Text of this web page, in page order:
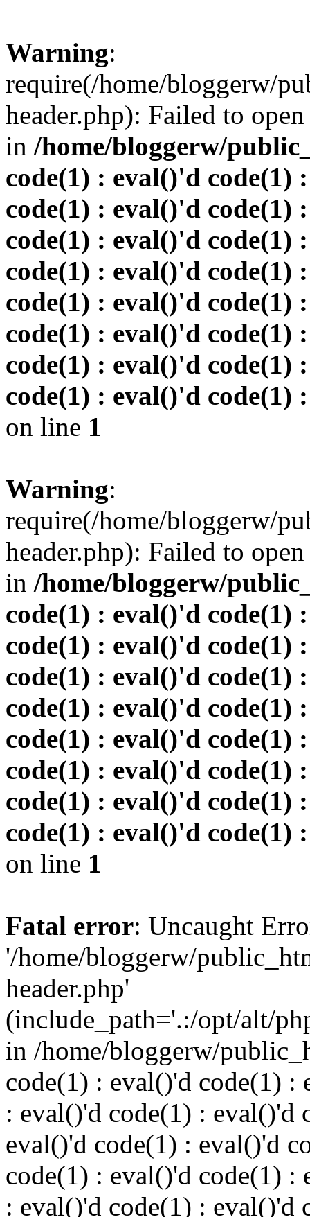
Warning:
require(/home/bloggerw/
header.php): Failed to
in /home/bloggerw/
code(1) : eval()'d code(1)
code(1) : eval()'d code(1)
code(1) : eval()'d code(1)
code(1) : eval()'d code(1)
code(1) : eval()'d code(1)
code(1) : eval()'d code(1)
code(1) : eval()'d code(1)
code(1) : eval()'d code(1)
on line 1
Warning:
require(/home/bloggerw/
header.php): Failed to
in /home/bloggerw/
code(1) : eval()'d code(1)
code(1) : eval()'d code(1)
code(1) : eval()'d code(1)
code(1) : eval()'d code(1)
code(1) : eval()'d code(1)
code(1) : eval()'d code(1)
code(1) : eval()'d code(1)
code(1) : eval()'d code(1)
on line 1
Fatal error: Uncaught
'/home/bloggerw/
header.php'
(include_path='.:/opt/alt/
in /home/bloggerw/
code(1) : eval()'d code(1) :
: eval()'d code(1) : eval()'d
eval()'d code(1) : eval()'d
code(1) : eval()'d code(1) :
: eval()'d code(1) : eval()'d